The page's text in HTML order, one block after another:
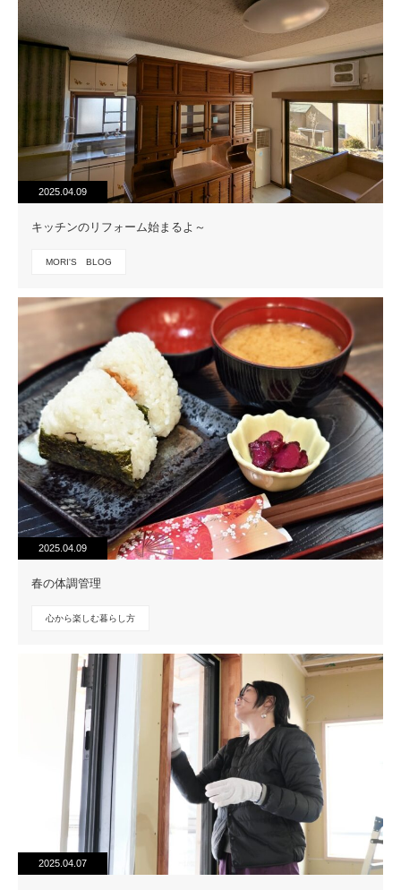
2025.04.09
キッチンのリフォーム始まるよ～
MORI'S BLOG
2025.04.09
春の体調管理
心から楽しむ暮らし方
2025.04.07